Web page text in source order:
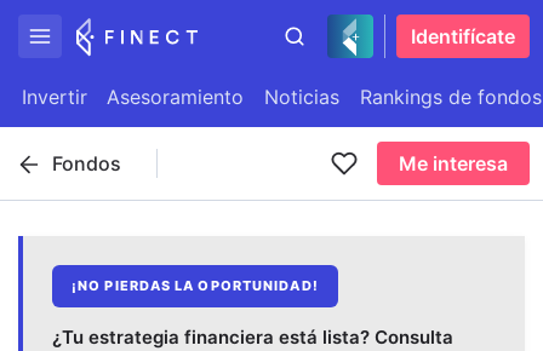
Identifícate
Invertir Asesoramiento Noticias Rankings de fondos
Fondos Me interesa
¡NO PIERDAS LA OPORTUNIDAD!
¿Tu estrategia financiera está lista? Consulta